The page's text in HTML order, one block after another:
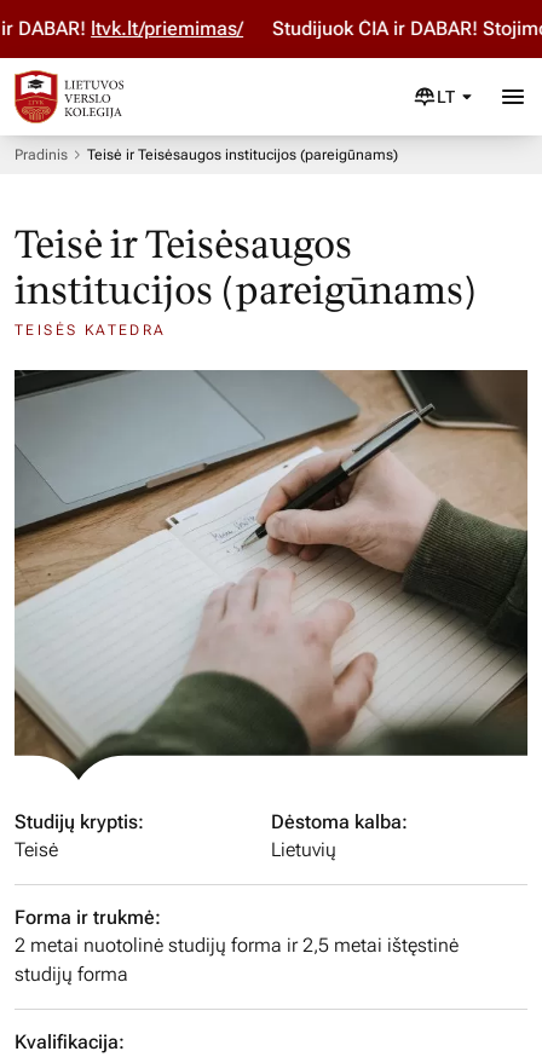
ltvk.lt/priemimas/ Studijuok ČIA ir DABAR!
LT
Pradinis Teisė ir Teisėsaugos institucijos (pareigūnams)
Teisė ir Teisėsaugos
institucijos (pareigūnams)
TEISĖS KATEDRA
Studijų kryptis:
Teisė
Forma ir trukmė:
2 metai nuotolinė studijų forma ir 2,5 metai ištęstinė
studijų forma
Kvalifikacija:
Dėstoma kalba:
Lietuvių